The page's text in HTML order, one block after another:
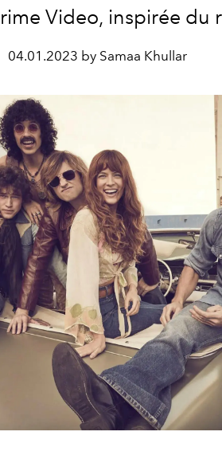
Video, inspirée du
04.01.2023 by Samaa Khullar